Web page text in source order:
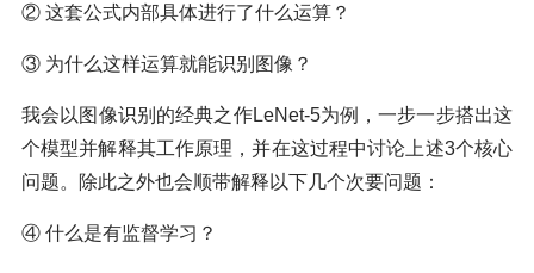
② 这套公式内部具体进行了什么运算？
③ 为什么这样运算就能识别图像？
我会以图像识别的经典之作LeNet-5为例，一步一步搭出这
个模型并解释其工作原理，并在这过程中讨论上述3个核心
问题。除此之外也会顺带解释以下几个次要问题：
④ 什么是有监督学习？